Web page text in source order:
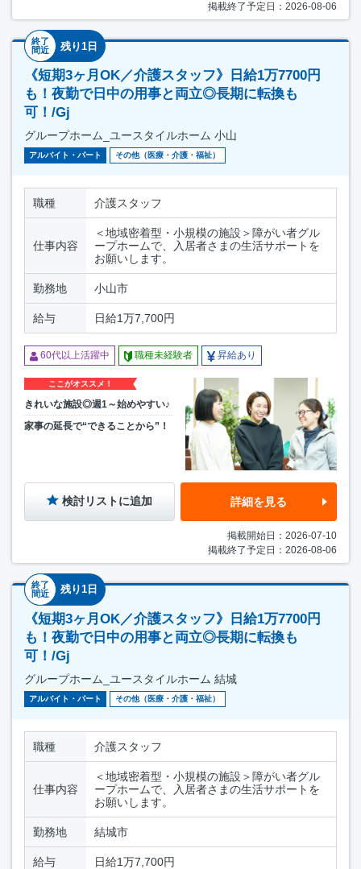
掲載終了予定日：2026-08-06
終了
間近
残り1日
《短期3ヶ月OK／介護スタッフ》日給1万7700円
も！夜勤で日中の用事と両立◎長期に転換も
可！/Gj
グループホーム_ユースタイルホーム 小山
アルバイト・パート その他（医療・介護・福祉）
職種 介護スタッフ
仕事内容
＜地域密着型・小規模の施設＞障がい者グル
ープホームで、入居者さまの生活サポートを
お願いします。
勤務地 小山市
給与 日給1万7,700円
60代以上活躍中 職種未経験者 昇給あり
ここがオススメ！
きれいな施設◎週1～始めやすい♪
家事の延長で“できることから”！
検討リストに追加 詳細を見る
掲載開始日：2026-07-10
掲載終了予定日：2026-08-06
終了
間近
残り1日
《短期3ヶ月OK／介護スタッフ》日給1万7700円
も！夜勤で日中の用事と両立◎長期に転換も
可！/Gj
グループホーム_ユースタイルホーム 結城
アルバイト・パート その他（医療・介護・福祉）
職種 介護スタッフ
仕事内容
＜地域密着型・小規模の施設＞障がい者グル
ープホームで、入居者さまの生活サポートを
お願いします。
勤務地 結城市
給与 日給1万7,700円